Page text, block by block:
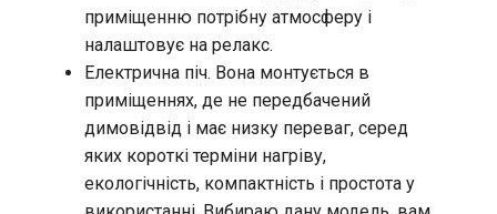
приміщенню потрібну атмосферу і
налаштовує на релакс.
Електрична піч. Вона монтується в
приміщеннях, де не передбачений
димовідвід і має низку переваг, серед
яких короткі терміни нагріву,
екологічність, компактність і простота у